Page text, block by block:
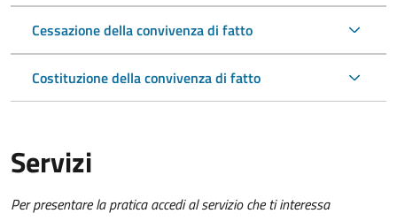
Cessazione della convivenza di fatto
Costituzione della convivenza di fatto
Servizi
Per presentare la pratica accedi al servizio che ti interessa